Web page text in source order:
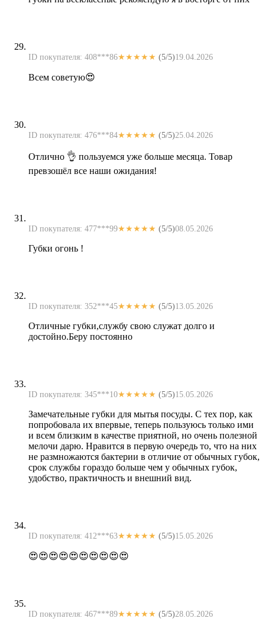
ID покупателя: 408***86★★★★★ (5/5)19.04.2026
Всем советую😍
ID покупателя: 476***84★★★★★ (5/5)25.04.2026
Отлично 👌 пользуемся уже больше месяца. Товар
превзошёл все наши ожидания!
ID покупателя: 477***99★★★★★ (5/5)08.05.2026
Губки огонь !
ID покупателя: 352***45★★★★★ (5/5)13.05.2026
Отличные губки,службу свою служат долго и
достойно.Беру постоянно
ID покупателя: 345***10★★★★★ (5/5)15.05.2026
Замечательные губки для мытья посуды. С тех пор, как
попробовала их впервые, теперь пользуюсь только ими
и всем близким в качестве приятной, но очень полезной
мелочи дарю. Нравится в первую очередь то, что на них
не размножаются бактерии в отличие от обычных губок,
срок службы гораздо больше чем у обычных губок,
удобство, практичность и внешний вид.
ID покупателя: 412***63★★★★★ (5/5)15.05.2026
😍😍😍😍😍😍😍😍😍😍
ID покупателя: 467***89★★★★★ (5/5)28.05.2026